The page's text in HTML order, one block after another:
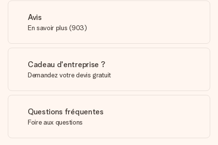
Avis
En savoir plus (903)
Cadeau d'entreprise ?
Demandez votre devis gratuit
Questions fréquentes
Foire aux questions